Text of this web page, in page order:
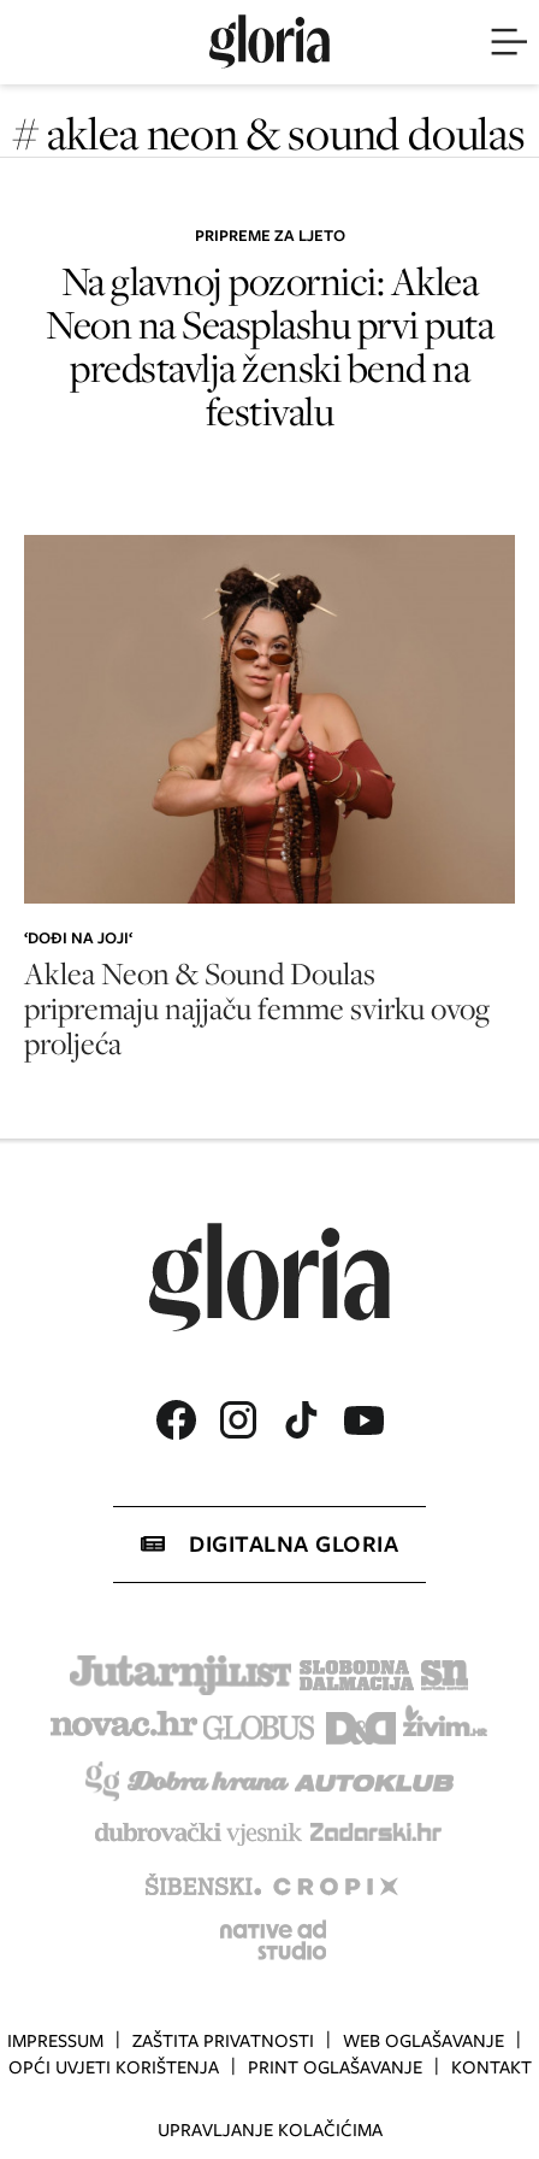
# aklea neon & sound doulas
PRIPREME ZA LJETO
Na glavnoj pozornici: Aklea
Neon na Seasplashu prvi puta
predstavlja ženski bend na
festivalu
‘DOĐI NA JOJI‘
Aklea Neon & Sound Doulas
pripremaju najjaču femme svirku ovog
proljeća
DIGITALNA GLORIA
IMPRESSUM ZAŠTITA PRIVATNOSTI
WEB OGLAŠAVANJE
OPĆI UVJETI KORIŠTENJA
PRINT OGLAŠAVANJE KONTAKT
UPRAVLJANJE KOLAČIĆIMA